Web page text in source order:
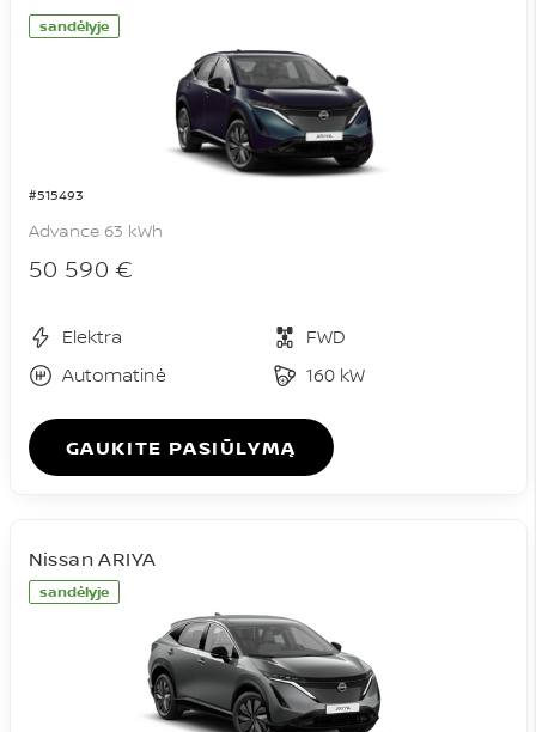
sandėlyje
#515493
Advance 63 kWh
50 590 €
Elektra
FWD
Automatinė
160 kW
GAUKITE PASIŪLYMĄ
sandėlyje
Nissan ARIYA